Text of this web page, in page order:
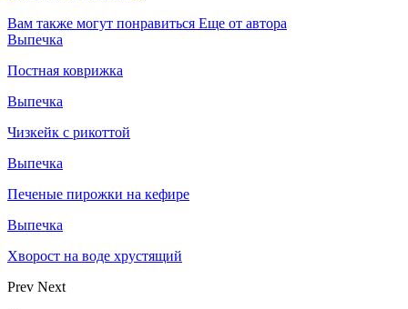
Вам также могут понравиться Еще от автора
Выпечка
Постная коврижка
Выпечка
Чизкейк с рикоттой
Выпечка
Печеные пирожки на кефире
Выпечка
Хворост на воде хрустящий
Prev Next